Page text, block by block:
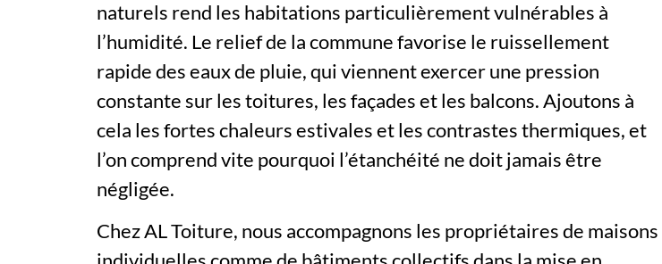
naturels rend les habitations particulièrement vulnérables à
l’humidité. Le relief de la commune favorise le ruissellement
rapide des eaux de pluie, qui viennent exercer une pression
constante sur les toitures, les façades et les balcons. Ajoutons à
cela les fortes chaleurs estivales et les contrastes thermiques, et
l’on comprend vite pourquoi l’étanchéité ne doit jamais être
négligée.
Chez AL Toiture, nous accompagnons les propriétaires de maisons